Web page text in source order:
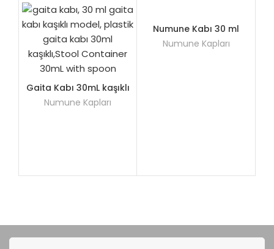
Gaita Kabı 30mL kaşıklı
Numune Kapları
Numune Kabı 30 ml
Numune Kapları